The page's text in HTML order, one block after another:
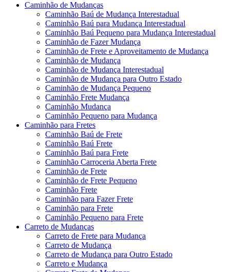
Caminhão de Mudanças
Caminhão Baú de Mudança Interestadual
Caminhão Baú para Mudança Interestadual
Caminhão Baú Pequeno para Mudança Interestadual
Caminhão de Fazer Mudança
Caminhão de Frete e Aproveitamento de Mudança
Caminhão de Mudança
Caminhão de Mudança Interestadual
Caminhão de Mudança para Outro Estado
Caminhão de Mudança Pequeno
Caminhão Frete Mudança
Caminhão Mudança
Caminhão Pequeno para Mudança
Caminhão para Fretes
Caminhão Baú de Frete
Caminhão Baú Frete
Caminhão Baú para Frete
Caminhão Carroceria Aberta Frete
Caminhão de Frete
Caminhão de Frete Pequeno
Caminhão Frete
Caminhão para Fazer Frete
Caminhão para Frete
Caminhão Pequeno para Frete
Carreto de Mudanças
Carreto de Frete para Mudança
Carreto de Mudança
Carreto de Mudança para Outro Estado
Carreto e Mudança